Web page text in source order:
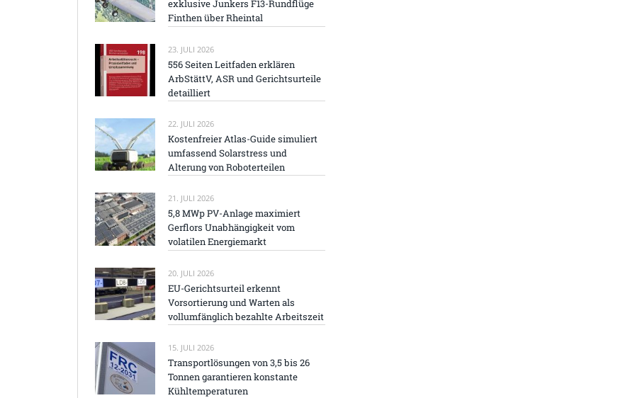
exklusive Junkers F13-Rundflüge
Finthen über Rheintal
23. JULI 2026
556 Seiten Leitfaden erklären
ArbStättV, ASR und Gerichtsurteile
detailliert
22. JULI 2026
Kostenfreier Atlas-Guide simuliert
umfassend Solarstress und
Alterung von Roboterteilen
21. JULI 2026
5,8 MWp PV-Anlage maximiert
Gerflors Unabhängigkeit vom
volatilen Energiemarkt
20. JULI 2026
EU-Gerichtsurteil erkennt
Vorsortierung und Warten als
vollumfänglich bezahlte Arbeitszeit
15. JULI 2026
Transportlösungen von 3,5 bis 26
Tonnen garantieren konstante
Kühltemperaturen